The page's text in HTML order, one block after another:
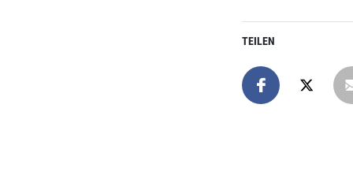
TEILEN